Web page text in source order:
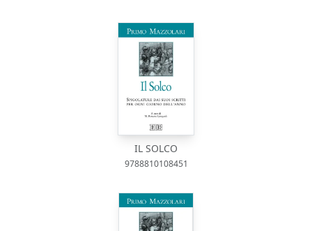
IL SOLCO
9788810108451